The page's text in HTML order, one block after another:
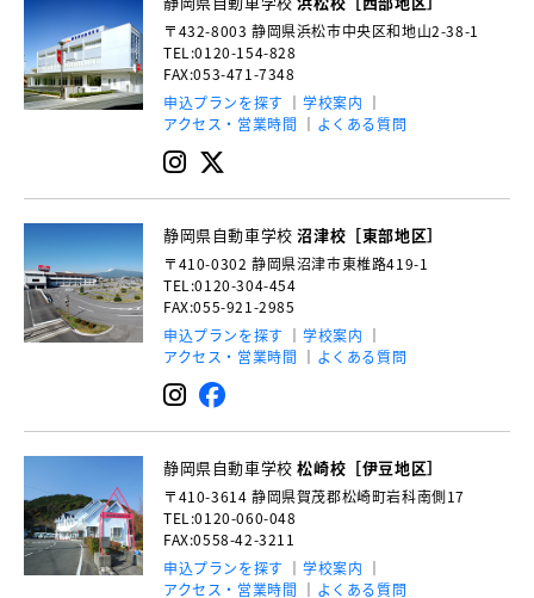
〒432-8003 静岡県浜松市中央区和地山2-38-1
TEL:0120-154-828
FAX:053-471-7348
申込プランを探す
学校案内
アクセス・営業時間
よくある質問
静岡県自動車学校沼津校［東部地区］
〒410-0302 静岡県沼津市東椎路419-1
TEL:0120-304-454
FAX:055-921-2985
申込プランを探す
学校案内
アクセス・営業時間
よくある質問
静岡県自動車学校松崎校［伊豆地区］
〒410-3614 静岡県賀茂郡松崎町岩科南側17
TEL:0120-060-048
FAX:0558-42-3211
申込プランを探す
学校案内
アクセス・営業時間
よくある質問